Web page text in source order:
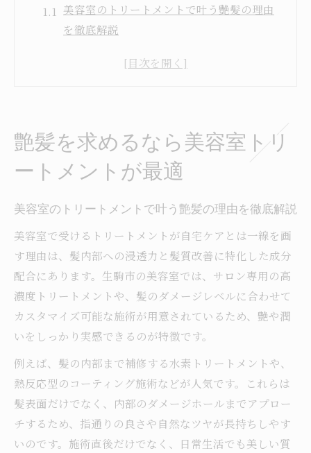
美容室のトリートメントで叶う艶髪の理由
を徹底解説
口コミで話題の美容室トリートメント体験
談紹介
美容室で受けるトリートメントのメリット
まとめ
美容室トリートメント体験者のリアルな声
を紹介
髪質改善トリートメントの施術内容と流れ
美容室で注目される最新髪質改善技術の特
徴とは
美容室選びで迷わない髪質改善ケアの比較
方法
艶髪を求めるなら美容室トリ
ートメントが最適
美容室のトリートメントで叶う艶髪の理由を徹底解説
美容室で受けるトリートメントが自宅ケアとは一線を画
す理由は、髪内部への浸透力と髪質改善に特化した成分
配合にあります。生駒市の美容室では、サロン専用の高
濃度トリートメントや、髪のダメージレベルに合わせて
カスタマイズ可能な施術が用意されているため、艶や潤
いをしっかり実感できるのが特徴です。
例えば、髪の内部まで補修する水素トリートメントや、
熱反応型のコーティング施術などが人気です。これらは
髪表面だけでなく、内部のダメージホールまでアプロー
チするため、指通りの良さや自然なツヤが長持ちしやす
いのです。施術直後だけでなく、日常生活でも美しい質